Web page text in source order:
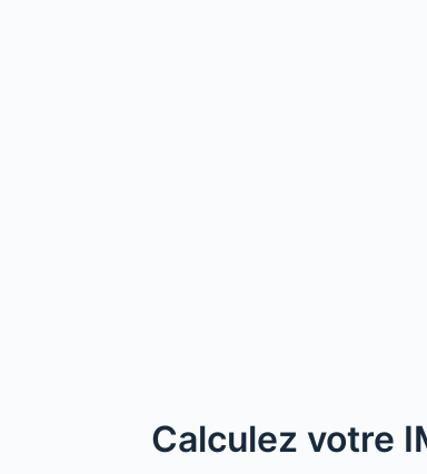
Calculez votre